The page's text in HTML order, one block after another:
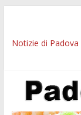
Notizie di
Notizie di
auto nuove e
Transizione 4.0,